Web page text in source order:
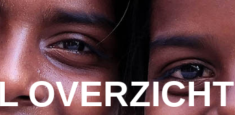
OVERZICHT